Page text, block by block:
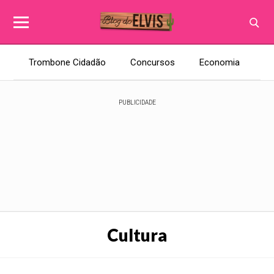
Trombone Cidadão Concursos Economia
PUBLICIDADE
Cultura